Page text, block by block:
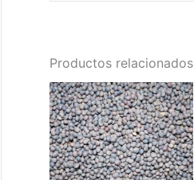
Productos relacionados